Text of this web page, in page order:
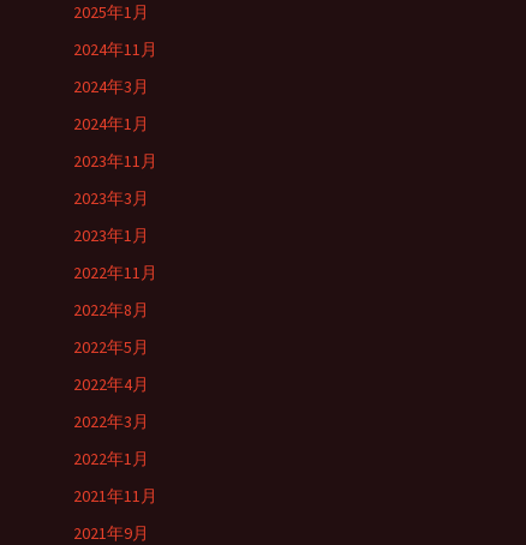
2025年1月
2024年11月
2024年3月
2024年1月
2023年11月
2023年3月
2023年1月
2022年11月
2022年8月
2022年5月
2022年4月
2022年3月
2022年1月
2021年11月
2021年9月